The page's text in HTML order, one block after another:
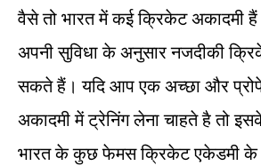
वैसे तो भारत में कई क्रिकेट अकादमी
अपनी सुविधा के अनुसार नजदीकी
सकते हैं। यदि आप एक अच्छा और
अकादमी में ट्रेनिंग लेना चाहते है तो
भारत के कुछ फेमस क्रिकेट एकेडमी